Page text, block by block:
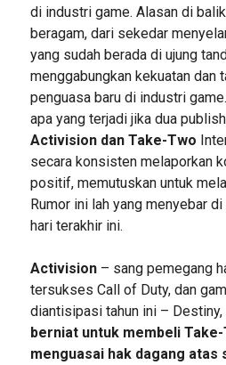
di industri game. Alasan di
beragam, dari sekedar
yang sudah berada di ujung
menggabungkan kekuatan dan
penguasa baru di industri
apa yang terjadi jika dua
Activision dan Take-Two
secara konsisten melaporkan
positif, memutuskan untuk
Rumor ini lah yang menyebar
hari terakhir ini.
Activision– sang pemegang
tersukses Call of Duty, dan
diantisipasi tahun ini – Destiny,
berniat untuk membeli
menguasai hak dagang atas